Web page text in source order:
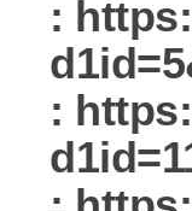
:
: